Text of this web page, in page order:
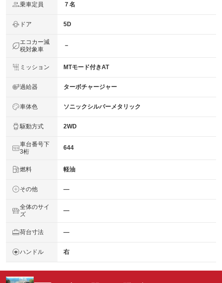
乗車定員 ７名
ドア 5D
エコカー減
税対象車
－
ミッション MTモード付きAT
過給器 ターボチャージャー
車体色 ソニックシルバーメタリック
駆動方式 2WD
車台番号下
3桁
644
燃料 軽油
その他 ―
全体のサイ
ズ
―
荷台寸法 ―
ハンドル 右